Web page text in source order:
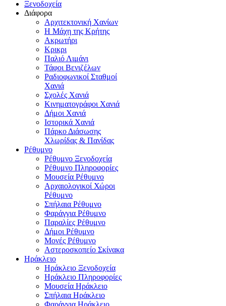
Ξενοδοχεία
Διάφορα
Αρχιτεκτονική Χανίων
Η Μάχη της Κρήτης
Ακρωτήρι
Κρικρι
Παλιό Λιμάνι
Τάφοι Βενιζέλων
Ραδιοφωνικοί Σταθμοί
Χανιά
Σχολές Χανιά
Κινηματογράφοι Χανιά
Δήμοι Χανιά
Ιστορικά Χανιά
Πάρκο Διάσωσης
Χλωρίδας & Πανίδας
Ρέθυμνο
Ρέθυμνο Ξενοδοχεία
Ρέθυμνο Πληροφορίες
Μουσεία Ρέθυμνο
Αρχαιολογικοί Χώροι
Ρέθυμνο
Σπήλαια Ρέθυμνο
Φαράγγια Ρέθυμνο
Παραλίες Ρέθυμνο
Δήμοι Ρέθυμνο
Μονές Ρέθυμνο
Αστεροσκοπείο Σκίνακα
Ηράκλειο
Ηράκλειο Ξενοδοχεία
Ηράκλειο Πληροφορίες
Μουσεία Ηράκλειο
Σπήλαια Ηράκλειο
Φαράγγια Ηράκλειο